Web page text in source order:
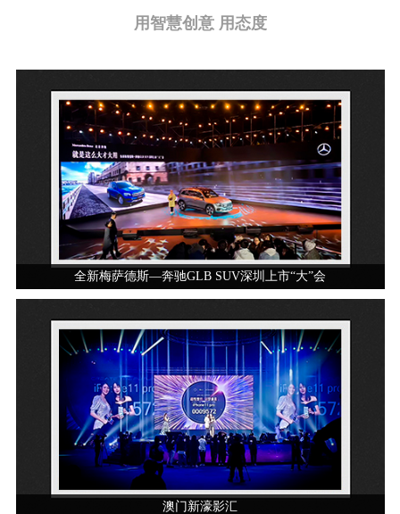
用智慧创意 用态度
全新梅萨德斯—奔驰GLB SUV深圳上市“大”会
澳门新濠影汇